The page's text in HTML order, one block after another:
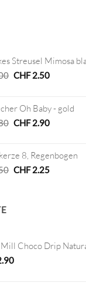
Streusel Mimosa
Ursprünglicher
CHF 5.00
CHF2.50Aktueller
CHF 2.50.
Oh Baby - gold
Ursprünglicher
CHF 5.80
CHF2.90Aktueller
CHF 2.90.
8, Regenbogen
Ursprünglicher
CHF2.25Aktueller
Choco Drip